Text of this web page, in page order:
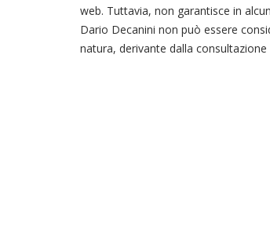
web. Tuttavia, non garantisce in
Dario Decanini non può essere
natura, derivante dalla